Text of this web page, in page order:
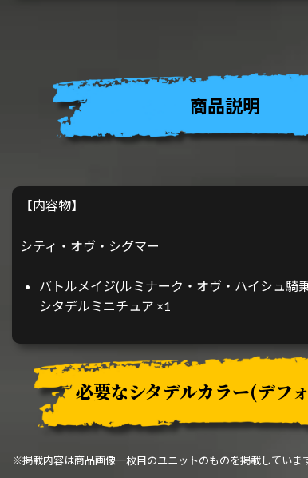
商品説明
【内容物】
シティ・オヴ・シグマー
バトルメイジ(ルミナーク・オヴ・ハイシュ騎
シタデルミニチュア ×1
必要なシタデルカラー(デフ
※掲載内容は商品画像一枚目のユニットのものを掲載しています